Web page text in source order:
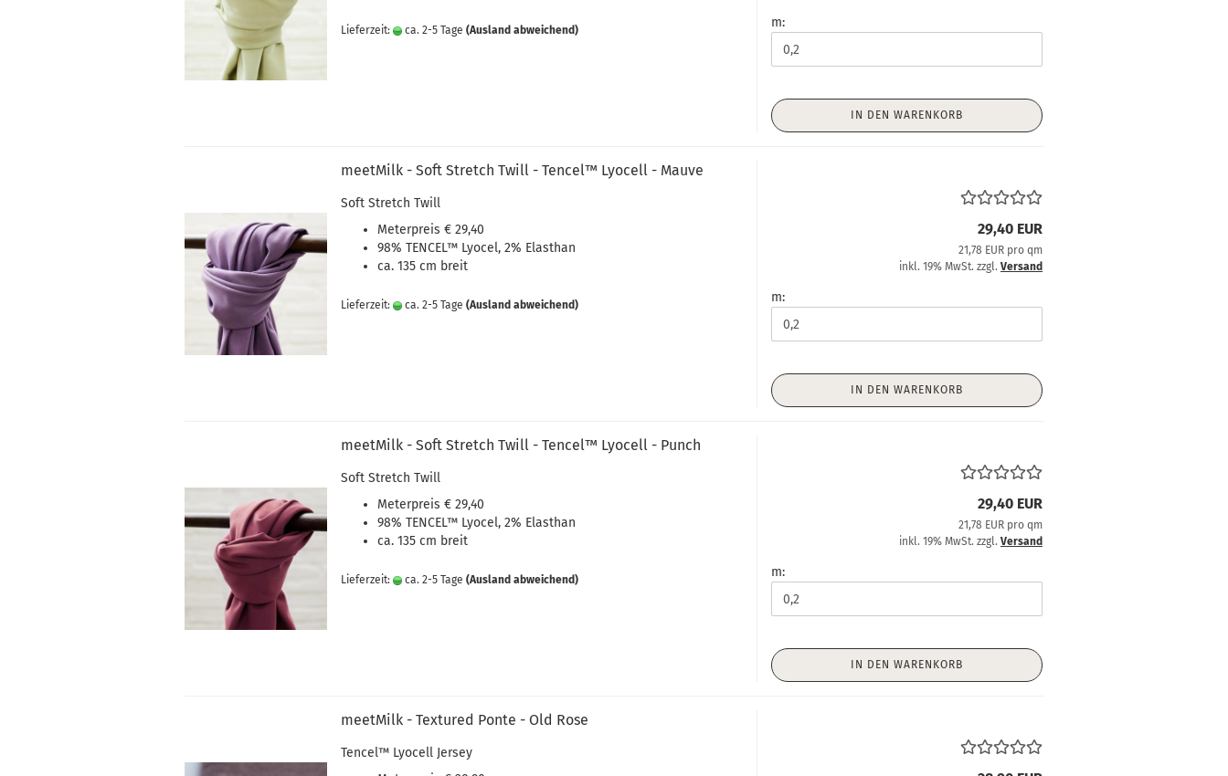
Lieferzeit: ca. 2-5 Tage (Ausland abweichend) m:
IN DEN WARENKORB
meetMilk - Soft Stretch Twill - Tencel™ Lyocell - Mauve
Soft Stretch Twill
Meterpreis € 29,40
98% TENCEL™ Lyocel, 2% Elasthan
ca. 135 cm breit
Lieferzeit: ca. 2-5 Tage (Ausland abweichend)
29,40 EUR
21,78 EUR pro qm
inkl. 19% MwSt. zzgl. Versand
m:
IN DEN WARENKORB
meetMilk - Soft Stretch Twill - Tencel™ Lyocell - Punch
Soft Stretch Twill
Meterpreis € 29,40
98% TENCEL™ Lyocel, 2% Elasthan
ca. 135 cm breit
Lieferzeit: ca. 2-5 Tage (Ausland abweichend)
29,40 EUR
21,78 EUR pro qm
inkl. 19% MwSt. zzgl. Versand
m:
IN DEN WARENKORB
meetMilk - Textured Ponte - Old Rose
Tencel™ Lyocell Jersey